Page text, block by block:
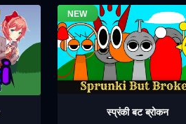
स्प्रंकी बट ब्रोकन